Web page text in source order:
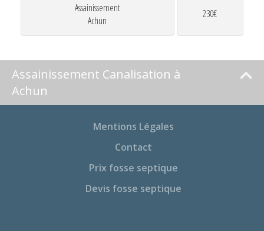
Assainissement
Achun
230€
Assainissement Canalisation à
Achun
Mentions Légales
Contact
Prix fosse septique
Devis fosse septique